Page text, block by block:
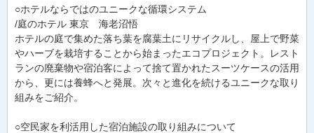
○ホテルならではのユニークな循環システム
/庭のホテル 東京 海老沼悟
ホテルの庭で集めた落ち葉を腐葉土にリサイクルし、屋上で野菜
やハーブを栽培することから始まったエコプロジェクト。レスト
ランの廃棄物や宿泊客によって捨て置かれたスーツケースの活用
から、更には養蜂へと発展。次々と進化を続けるユニークな取り
組みをご紹介。
○空民家を利活用した宿泊施設の取り組みについて